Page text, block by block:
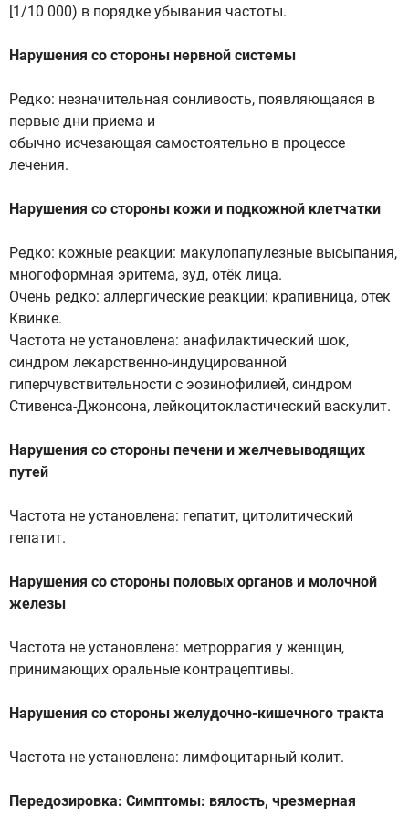
[1/10 000) в порядке убывания частоты.
Нарушения со стороны нервной системы
Редко: незначительная сонливость, появляющаяся в
первые дни приема и
обычно исчезающая самостоятельно в процессе
лечения.
Нарушения со стороны кожи и подкожной клетчатки
Редко: кожные реакции: макулопапулезные высыпания,
многоформная эритема, зуд, отёк лица.
Очень редко: аллергические реакции: крапивница, отек
Квинке.
Частота не установлена: анафилактический шок,
синдром лекарственно-индуцированной
гиперчувствительности с эозинофилией, синдром
Стивенса-Джонсона, лейкоцитокластический васкулит.
Нарушения со стороны печени и желчевыводящих
путей
Частота не установлена: гепатит, цитолитический
гепатит.
Нарушения со стороны половых органов и молочной
железы
Частота не установлена: метроррагия у женщин,
принимающих оральные контрацептивы.
Нарушения со стороны желудочно-кишечного тракта
Частота не установлена: лимфоцитарный колит.
Передозировка: Симптомы: вялость, чрезмерная